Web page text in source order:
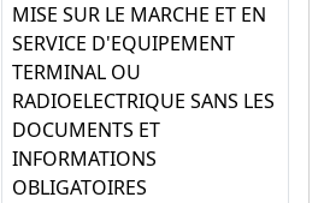
MISE SUR LE MARCHE ET EN
SERVICE D'EQUIPEMENT
TERMINAL OU
RADIOELECTRIQUE SANS LES
DOCUMENTS ET
INFORMATIONS
OBLIGATOIRES